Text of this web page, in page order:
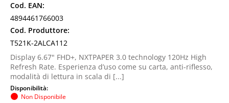
Cod. EAN:
4894461766003
Cod. Produttore:
T521K-2ALCA112
Display 6.67" FHD+, NXTPAPER 3.0 technology 120Hz High
Refresh Rate. Esperienza d’uso come su carta, anti-riflesso,
modalità di lettura in scala di [...]
Disponibilità:
Non Disponibile